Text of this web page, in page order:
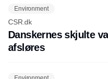
Environment
CSR.dk
Danskernes skjulte
afsløres